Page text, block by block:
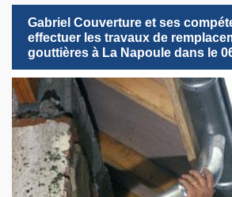
Gabriel Couverture et ses
effectuer les travaux de
gouttières à La Napoule dans le